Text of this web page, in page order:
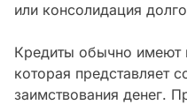
или консолидация
Кредиты обычно имеют
которая представляет
заимствования денег.